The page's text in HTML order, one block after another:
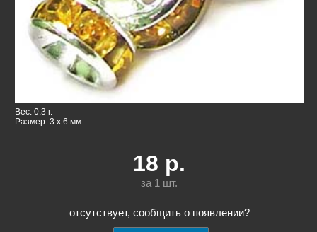
Вес: 0.3 г.
Размер: 3 x 6 мм.
18 р.
за 1 шт.
отсутствует, сообщить о появлении?